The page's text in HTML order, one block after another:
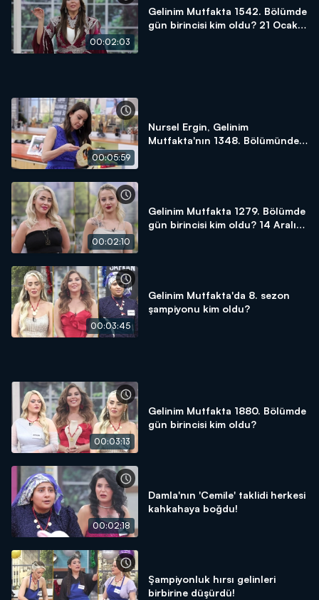
00:02:03
Gelinim Mutfakta 1542. Bölümde
gün birincisi kim oldu? 21 Ocak
00:05:59
Nursel Ergin, Gelinim
Mutfakta'nın 1348. Bölümünde
00:02:10
Gelinim Mutfakta 1279. Bölümde
gün birincisi kim oldu? 14 Aralık
00:03:45
Gelinim Mutfakta'da 8. sezon
şampiyonu kim oldu?
00:03:13
Gelinim Mutfakta 1880. Bölümde
gün birincisi kim oldu?
00:02:18
Damla'nın 'Cemile' taklidi herkesi
kahkahaya boğdu!
Şampiyonluk hırsı gelinleri
birbirine düşürdü!